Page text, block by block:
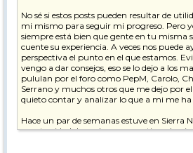
El de Marzo del 24 (primer vídeo) fue
del Veleta, mientras que el de este año
Pandereta (zona parador). Aunque el
pendiente, la calidad de la nieve era mejor
para comparar (en cualquier caso, trataré
la misma pista).
Los otros dos vídeos, donde el radio de giro
No sé si estos posts pueden resultar de
mi mismo para seguir mi progreso. Pero
siempre está bien que gente en tu misma
cuente su experiencia. A veces nos puede
perspectiva el punto en el que estamos.
vengo a dar consejos, eso se lo dejo a los
pululan por el foro como PepM, Carolo,
Serrano y muchos otros que me dejo por
quieto contar y analizar lo que a mi me
Hace un par de semanas estuve en Sierra
oportunidad de grabarme practicando